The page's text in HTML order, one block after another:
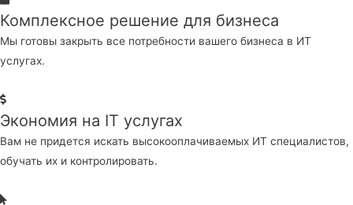
Комплексное решение для бизнеса
Мы готовы закрыть все потребности вашего бизнеса в ИТ
услугах.
Экономия на IT услугах
Вам не придется искать высокооплачиваемых ИТ специалистов,
обучать их и контролировать.